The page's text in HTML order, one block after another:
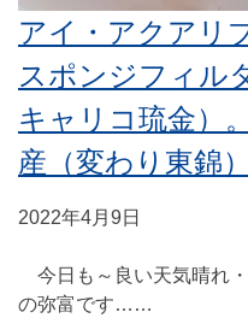
アイ・アクアリ
スポンジフィル
キャリコ琉金）
産（変わり東錦）
2022年4月9日
今日も～良い天気晴れ
の弥富です……